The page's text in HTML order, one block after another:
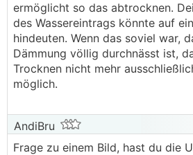
ermöglicht so das abtrocknen.
des Wassereintrags könnte auf
hindeuten. Wenn das soviel war,
Dämmung völlig durchnässt ist,
Trocknen nicht mehr
möglich.
AndiBru
Frage zu einem Bild, hast du die